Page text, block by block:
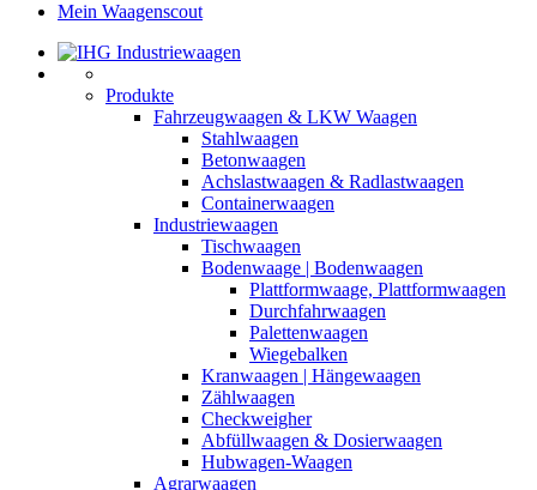
Mein Waagenscout
Produkte
Fahrzeugwaagen & LKW Waagen
Stahlwaagen
Betonwaagen
Achslastwaagen & Radlastwaagen
Containerwaagen
Industriewaagen
Tischwaagen
Bodenwaage | Bodenwaagen
Plattformwaage, Plattformwaagen
Durchfahrwaagen
Palettenwaagen
Wiegebalken
Kranwaagen | Hängewaagen
Zählwaagen
Checkweigher
Abfüllwaagen & Dosierwaagen
Hubwagen-Waagen
Agrarwaagen